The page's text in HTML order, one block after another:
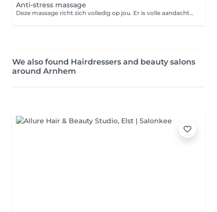
Anti-stress massage
Deze massage richt zich volledig op jou. Er is volle aandacht voor die plekken waar stress en vermoeidheid vaak het meest voelbaar zijn: rond je nek en schouders. De aangename massagetechnieken en zachte bewegingen geven je maximale ontspanning. Indien gewenst pak ik ook de spierknopjes aan in de behandeling.
We also found Hairdressers and beauty salons
around Arnhem